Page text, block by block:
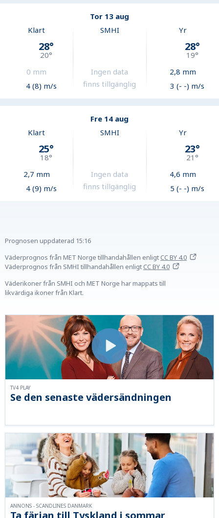
Tor 13 aug
Klart
28°
20°
0 mm
4 (8) m/s
SMHI
Ingen data
finns tillgänglig
Yr
28°
19°
2,8 mm
3 (- -) m/s
Fre 14 aug
Klart
25°
18°
2,7 mm
4 (9) m/s
SMHI
Ingen data
finns tillgänglig
Yr
23°
21°
4,6 mm
5 (- -) m/s
Prognosen uppdaterad 15:16
Väderprognos från MET Norge tillhandahållen enligtCC BY 4.0
Väderprognos från SMHI tillhandahållen enligtCC BY 4.0
Väderikoner från SMHI och MET Norge har mappats till
likvärdiga ikoner från Klart.
Se den senaste vädersändningen
TV4 PLAY
ANNONS - SCANDLINES DANMARK